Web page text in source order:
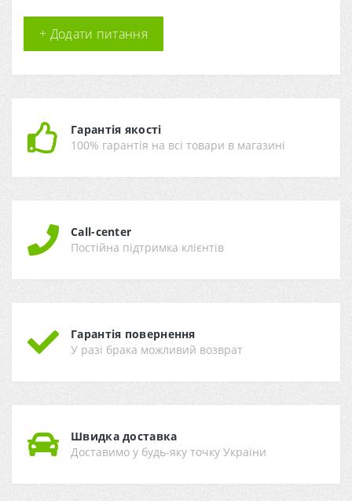
+ Додати питання
Гарантія якості
100% гарантія на всі товари в магазині
Call-center
Постійна підтримка клієнтів
Гарантія повернення
У разі брака можливий возврат
Швидка доставка
Доставимо у будь-яку точку України